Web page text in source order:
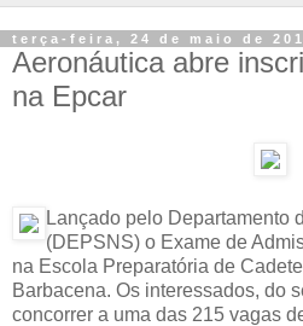
terça-feira, 24 de maio de
Aeronáutica abre
na Epcar
Lançado pelo Departamento
(DEPSNS) o Exame de
na Escola Preparatória de
Barbacena. Os interessados, do
concorrer a uma das 215 vagas